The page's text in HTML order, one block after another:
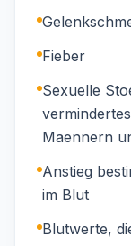
Fieber
Sexuelle
Maennern
Anstieg
im Blut
Blutwerte,